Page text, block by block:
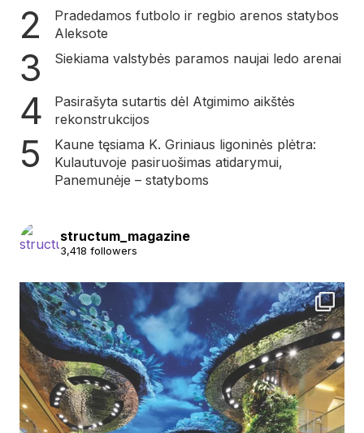
Pradedamos futbolo ir regbio arenos statybos
Aleksote
Siekiama valstybės paramos naujai ledo arenai
Pasirašyta sutartis dėl Atgimimo aikštės
rekonstrukcijos
Kaune tęsiama K. Griniaus ligoninės plėtra:
Kulautuvoje pasiruošimas atidarymui,
Panemunėje – statyboms
structum_magazine
3,418 followers